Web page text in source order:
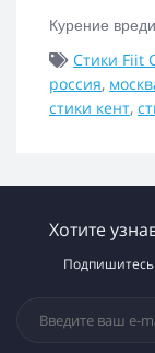
Курение
Стики Fiit
россия,
стики кент,
Хотите
Подпишитесь